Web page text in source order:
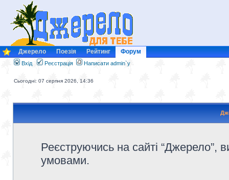
Джерело Поезія Рейтинг Форум
Вхід Реєстрація Написати admin`у
Сьогодні: 07 серпня 2026, 14:36
Реєструючись на сайті “Джерело”,
умовами.